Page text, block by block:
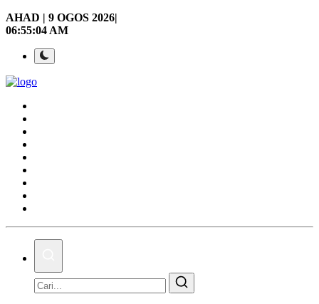
AHAD | 9 OGOS 2026|
06:55:05 AM